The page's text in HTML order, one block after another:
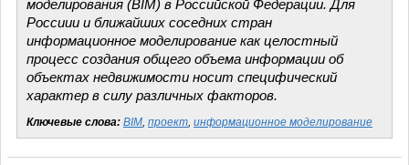
моделирования (BIM) в Российской Федерации. Для
Россиии и ближайших соседних стран
информационное моделирование как целостный
процесс создания общего объема информации об
объектах недвижимости носит специфический
характер в силу различных факторов.
Ключевые слова: BIM, проект, информационное моделирование